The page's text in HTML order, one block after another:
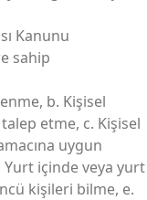
Kanunu
sahip
b. Kişisel
etme, c. Kişisel
uygun
Yurt içinde veya yurt
kişileri bilme, e.